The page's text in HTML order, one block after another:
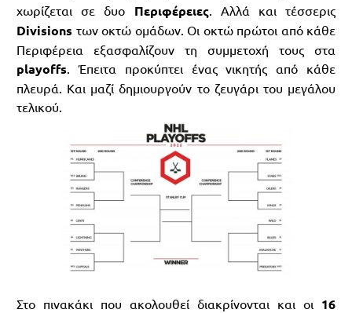
χωρίζεται σε δυο Περιφέρειες. Αλλά και τέσσερις
Divisions των οκτώ ομάδων. Οι οκτώ πρώτοι από κάθε
Περιφέρεια εξασφαλίζουν τη συμμετοχή τους στα
playoffs. Έπειτα προκύπτει ένας νικητής από κάθε
πλευρά. Και μαζί δημιουργούν το ζευγάρι του μεγάλου
τελικού.
Στο πινακάκι που ακολουθεί διακρίνονται και οι 16